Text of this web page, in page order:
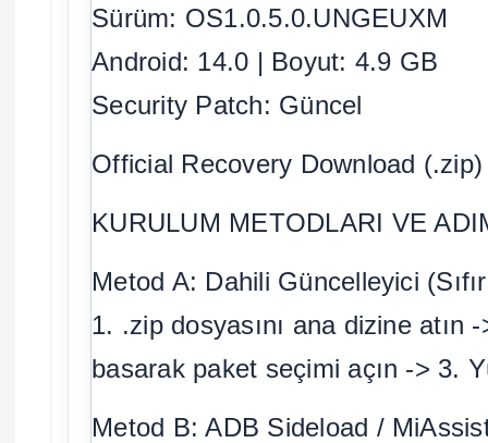
Sürüm: OS1.0.5.0.UNGEUXM
Android: 14.0 | Boyut: 4.9 GB
Security Patch: Güncel
Official Recovery Download (.zip)
KURULUM METODLARI VE
Metod A: Dahili Güncelleyici
1. .zip dosyasını ana dizine
basarak paket seçimi açın -> 3.
Metod B: ADB Sideload /